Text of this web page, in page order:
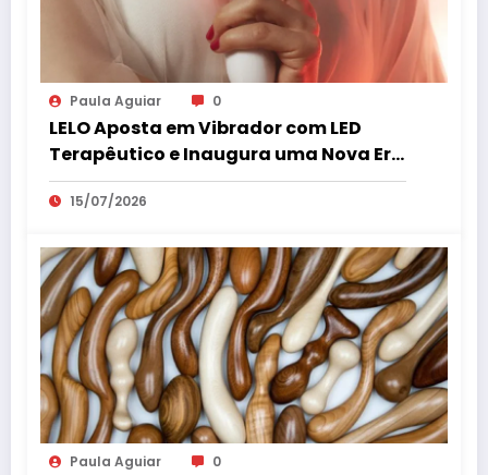
Paula Aguiar 0
LELO Aposta em Vibrador com LED
Terapêutico e Inaugura uma Nova Era
do Bem-Estar Íntimo
15/07/2026
Paula Aguiar 0